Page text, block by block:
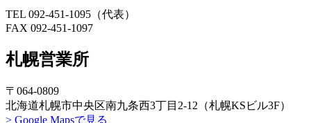
TEL 092-451-1095（代表）
FAX 092-451-1097
札幌営業所
〒064-0809
北海道札幌市中央区南九条西3丁目2-12（札幌KSビル3F）
> Google Mapsで見る